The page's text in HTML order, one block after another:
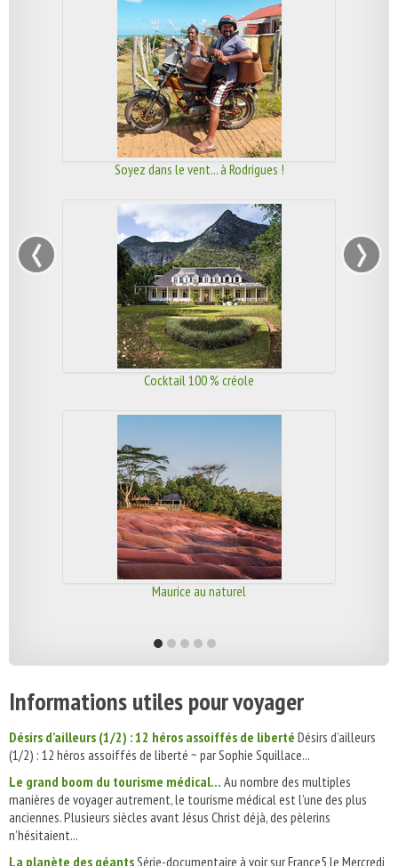
Soyez dans le vent... à Rodrigues !
Cocktail 100 % créole
Maurice au naturel
‹ ›
Informations utiles pour voyager
Désirs d’ailleurs (1/2) : 12 héros assoiffés de liberté Désirs d’ailleurs
(1/2) : 12 héros assoiffés de liberté ~ par Sophie Squillace...
Le grand boom du tourisme médical... Au nombre des multiples
manières de voyager autrement, le tourisme médical est l’une des plus
anciennes. Plusieurs siècles avant Jésus Christ déjà, des pèlerins
n’hésitaient...
La planète des géantsSérie-documentaire à voir sur France5 le Mercredi